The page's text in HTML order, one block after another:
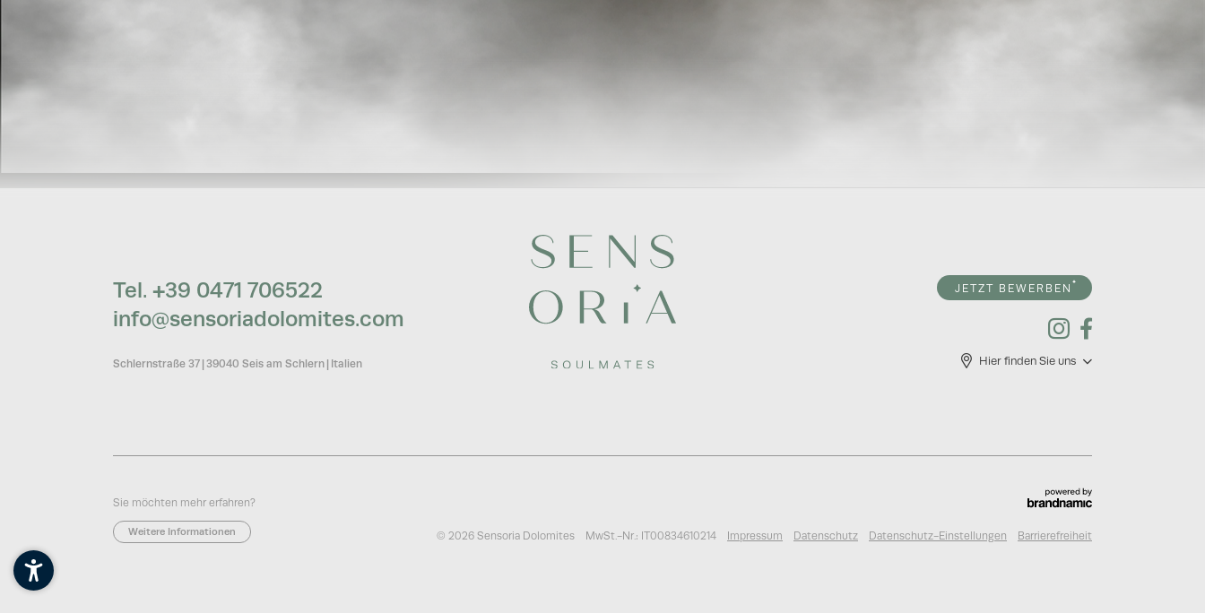
Tel. +39 0471 706522
info@sensoriadolomites.com
Schlernstraße 37 | 39040 Seis am Schlern | Italien
JETZT BEWERBEN
Hier finden Sie uns
Sie möchten mehr erfahren?
Weitere Informationen © 2026 Sensoria Dolomites MwSt.-Nr.: IT00834610214 Impressum Datenschutz Datenschutz-Einstellungen Barrierefreiheit